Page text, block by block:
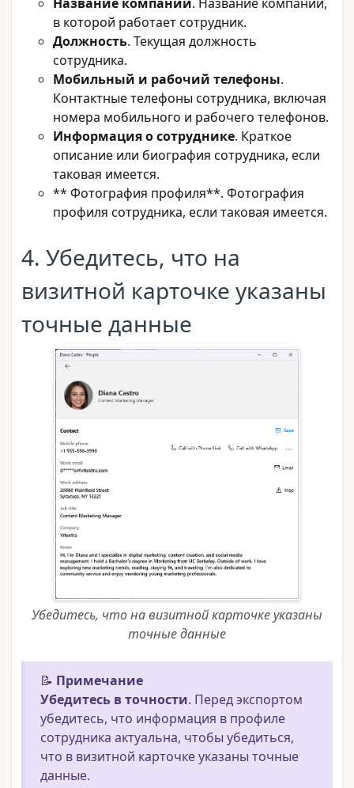
Название компании. Название компании,
в которой работает сотрудник.
Должность. Текущая должность
сотрудника.
Мобильный и рабочий телефоны.
Контактные телефоны сотрудника, включая
номера мобильного и рабочего телефонов.
Информация о сотруднике. Краткое
описание или биография сотрудника, если
таковая имеется.
** Фотография профиля**. Фотография
профиля сотрудника, если таковая имеется.
4. Убедитесь, что на
визитной карточке указаны
точные данные
Убедитесь, что на визитной карточке указаны
точные данные
📝 Примечание
Убедитесь в точности. Перед экспортом
убедитесь, что информация в профиле
сотрудника актуальна, чтобы убедиться,
что в визитной карточке указаны точные
данные.